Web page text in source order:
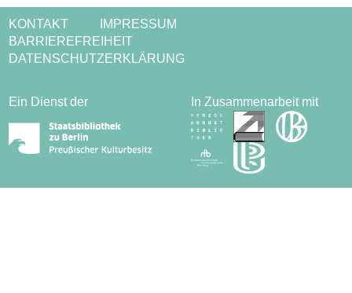
KONTAKT
IMPRESSUM
BARRIEREFREIHEIT
DATENSCHUTZERKLÄRUNG
Ein Dienst der In Zusammenarbeit mit